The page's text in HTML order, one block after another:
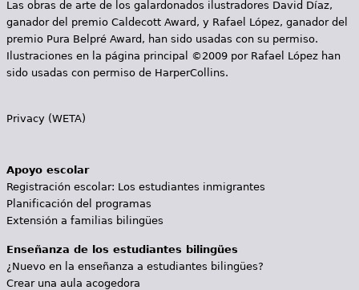
Las obras de arte de los galardonados ilustradores David Díaz,
ganador del premio Caldecott Award, y Rafael López, ganador del
premio Pura Belpré Award, han sido usadas con su permiso.
Ilustraciones en la página principal ©2009 por Rafael López han
sido usadas con permiso de HarperCollins.
Privacy (WETA)
Apoyo escolar
Registración escolar: Los estudiantes inmigrantes
Planificación del programas
Extensión a familias bilingües
Enseñanza de los estudiantes bilingües
¿Nuevo en la enseñanza a estudiantes bilingües?
Crear una aula acogedora